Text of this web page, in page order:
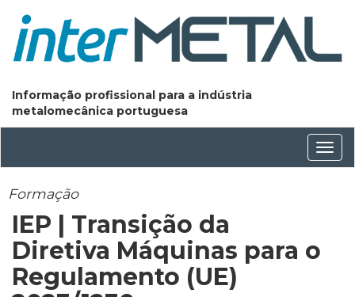
Informação profissional para a indústria
metalomecânica portuguesa
Formação
IEP | Transição da
Diretiva Máquinas para o
Regulamento (UE)